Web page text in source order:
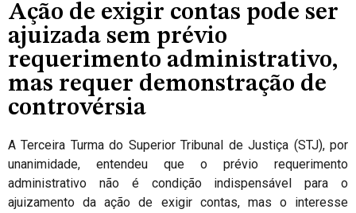
Ação de exigir contas pode ser
ajuizada sem prévio
requerimento administrativo,
mas requer demonstração de
controvérsia
A Terceira Turma do Superior Tribunal de Justiça (STJ), por
unanimidade, entendeu que o prévio requerimento
administrativo não é condição indispensável para o
ajuizamento da ação de exigir contas, mas o interesse